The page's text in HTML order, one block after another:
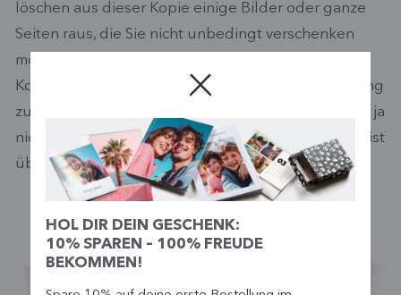
löschen aus dieser Kopie einige Bilder oder ganze
Seiten raus, die Sie nicht unbedingt verschenken
möchten. Dann haben Sie für sich selbst eine
Komplett-Version und zudem eine gekürzte Fassung
zum Verschenken – oftmals müssen die Großeltern ja
nicht unbedingt ALLE Fotos sehen ?. Ein Fotobuch ist
übrigens das perfekteGeschenk für Omas!
HOL DIR DEIN GESCHENK:
10% SPAREN – 100% FREUDE
BEKOMMEN!